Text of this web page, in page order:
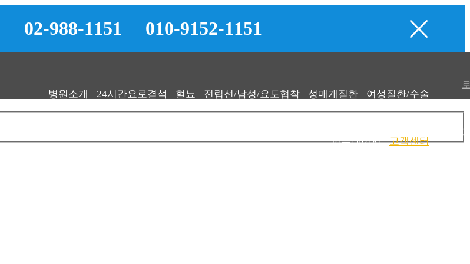
02-988-1151 010-9152-1151
병원소개 24시간요로결석 혈뇨 전립선/남성/요도협착 성매개질환 여성질환/수술
피부레이저 고객센터